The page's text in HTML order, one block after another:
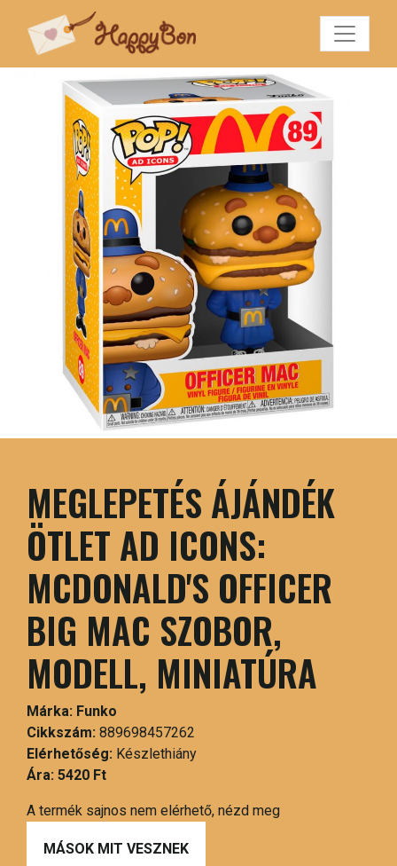
MEGLEPETÉS ÁJÁNDÉK
ÖTLET AD ICONS:
MCDONALD'S OFFICER
BIG MAC SZOBOR,
MODELL, MINIATÚRA
Márka: Funko
Cikkszám: 889698457262
Elérhetőség: Készlethiány
Ára: 5420 Ft
A termék sajnos nem elérhető, nézd meg
MÁSOK MIT VESZNEK